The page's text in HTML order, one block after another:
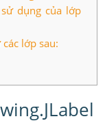
dụng của lớp
lớp sau: